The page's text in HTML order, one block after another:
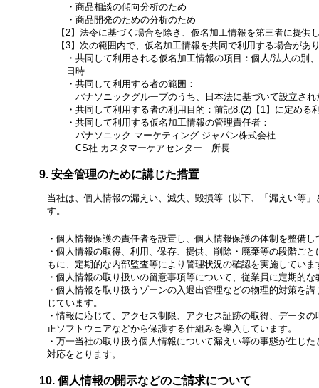
商品相談の傾向分析のため
商品開発のための分析のため
法令に基づく場合を除き、仮名加工情報を第三者に提供
次の範囲内で、仮名加工情報を共同で利用する場合があ
共同して利用される仮名加工情報の項目：個人/法人の別
日時
共同して利用する者の範囲：
パナソニックグループのうち、日本法に基づいて設立され
共同して利用する者の利用目的：前記8.(2)【1】に定める
共同して利用する仮名加工情報の管理責任者：
パナソニック マーケティング ジャパン株式会社
CS社 カスタマーケアセンター 所長
安全管理のために講じた措置
当社は、個人情報の漏えい、滅失、毀損等（以下、「漏えい等
す。
個人情報保護の責任者を設置し、個人情報保護の体制を整備し
個人情報の取得、利用、保存、提供、削除・廃棄等の段階ご
もに、定期的な内部監査等により管理状況の確認を実施していま
個人情報の取り扱いの留意事項等について、従業員に定期的
個人情報を取り扱うゾーンの入退出管理などの物理的対策を
じています。
情報に応じて、アクセス制限、アクセス証跡の取得、データ
正ソフトウェアなどから保護する仕組みを導入しています。
万一当社の取り扱う個人情報について漏えい等の事態が生じ
対応をとります。
個人情報の開示などのご請求について